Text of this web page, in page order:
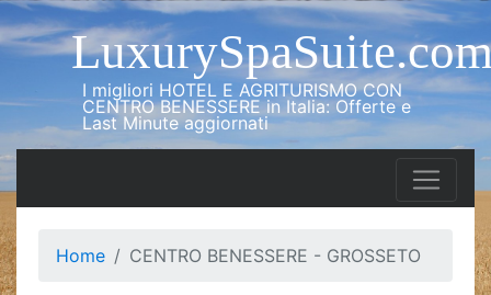
I migliori HOTEL E AGRITURISMO CON
CENTRO BENESSERE in Italia: Offerte e
Last Minute aggiornati
Home CENTRO BENESSERE - GROSSETO